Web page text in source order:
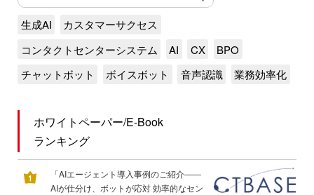
生成AI
カスタマーサクセス
コンタクトセンターシステム
AI CX
BPO
チャットボット
ボイスボット 音声認識 業務効率化
ホワイトペーパー/E-Book
ランキング
「AIエージェント導入事例のご紹介――
AIが仕分け、ボットが応対 効率的なセン